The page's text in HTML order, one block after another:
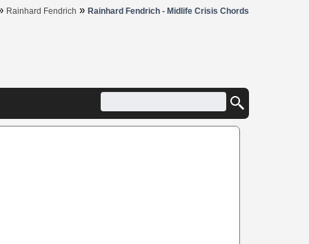
Rainhard Fendrich » Rainhard Fendrich - Midlife Crisis Chords